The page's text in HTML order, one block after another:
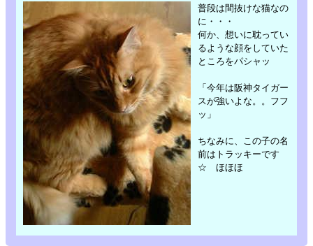
普段は間抜けな猫なの
に・・・
何か、想いに耽ってい
るような顔をしていた
ところをパシャッ
「今年は阪神タイガー
スが強いよな。。フフ
ッ」
ちなみに、この子の名
前はトラッキーです
☆ ほほほ